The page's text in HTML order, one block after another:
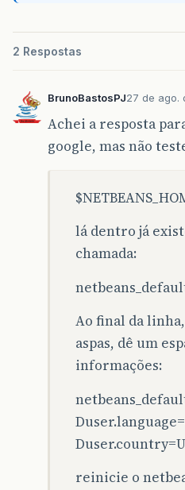
2 Respostas
BrunoBastosPJ27 de ago.
Achei a resposta
google, mas não
lá dentro já
chamada:
Ao final da
aspas, dê um
informações:
reinicie o